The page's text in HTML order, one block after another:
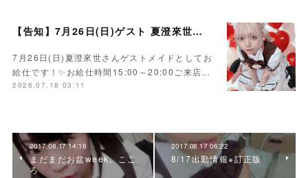
【告知】7月26日(日)ゲスト 夏澄來世さん🍰
7月26日(日)夏澄來世さんゲストメイドとしてお
給仕です！✨お給仕時間15:00～20:00ご来店…
2026.07.18 03:11
2017.08.17 14:16
まだまだお盆week。ここ
ろ
2017.08.17 06:22
8/17出勤情報※訂正版